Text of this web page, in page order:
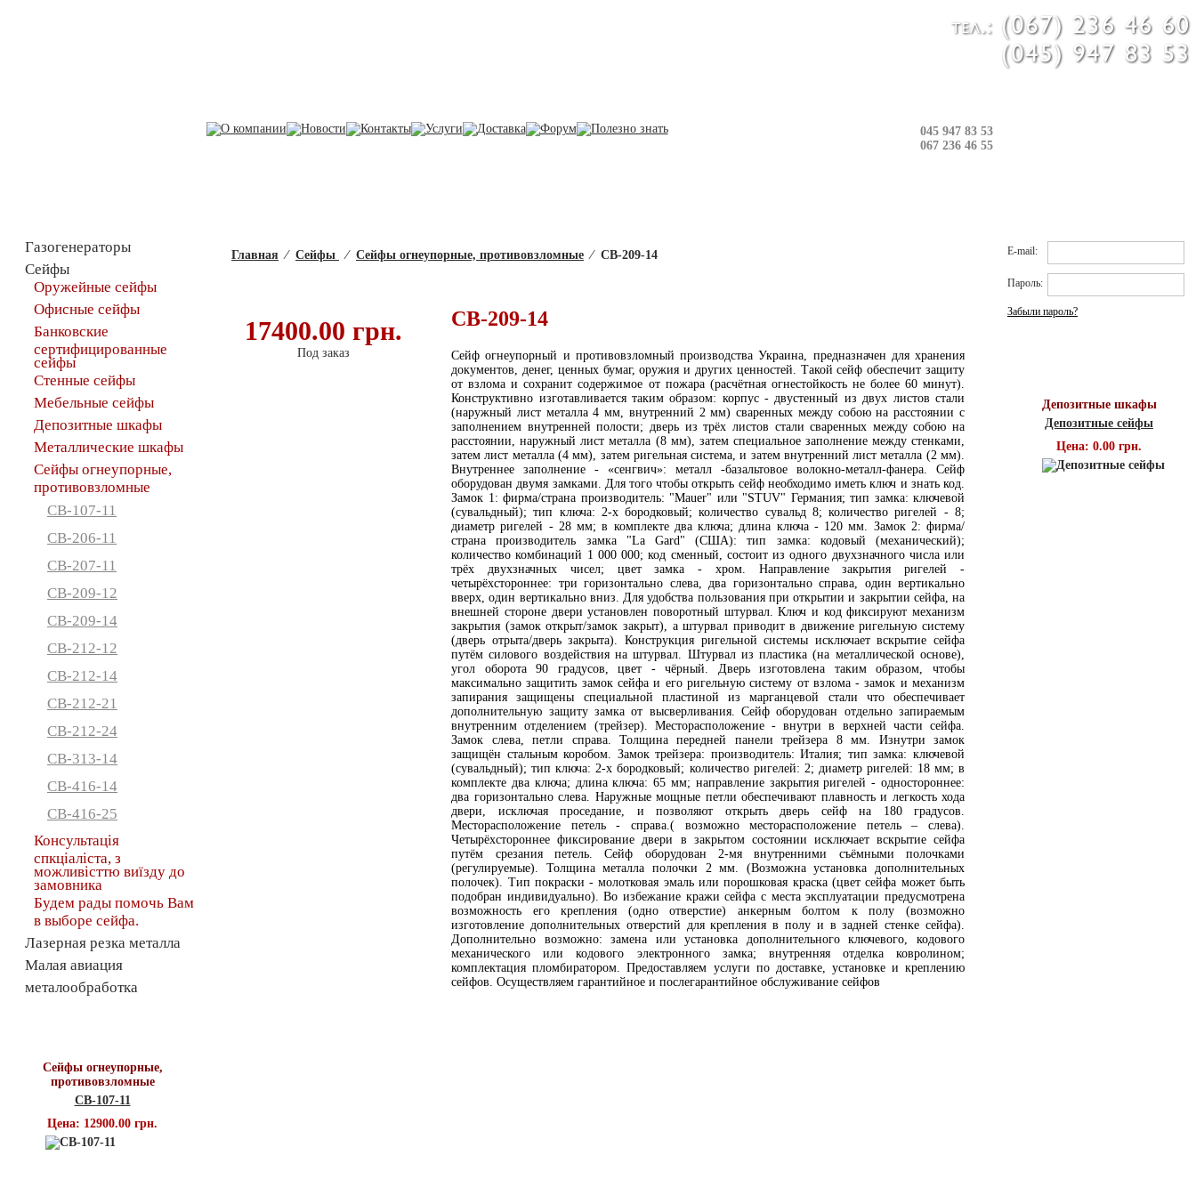
045 947 83 53
067 236 46 55
Главная ⁄ Сейфы ⁄ Сейфы огнеупорные, противовзломные ⁄ СВ-209-14
17400.00 грн.
Под заказ
СВ-209-14
Сейф огнеупорный и противовзломный производства Украина, предназначен для хранения
документов, денег, ценных бумаг, оружия и других ценностей. Такой сейф обеспечит защиту
от взлома и сохранит содержимое от пожара (расчётная огнестойкость не более 60 минут).
Конструктивно изготавливается таким образом: корпус - двустенный из двух листов стали
(наружный лист металла 4 мм, внутренний 2 мм) сваренных между собою на расстоянии с
заполнением внутренней полости; дверь из трёх листов стали сваренных между собою на
расстоянии, наружный лист металла (8 мм), затем специальное заполнение между стенками,
затем лист металла (4 мм), затем ригельная система, и затем внутренний лист металла (2 мм).
Внутреннее заполнение - «сенгвич»: металл -базальтовое волокно-металл-фанера. Сейф
оборудован двумя замками. Для того чтобы открыть сейф необходимо иметь ключ и знать код.
Замок 1: фирма/страна производитель: "Mauer" или "STUV" Германия; тип замка: ключевой
(сувальдный); тип ключа: 2-х бородковый; количество сувальд 8; количество ригелей - 8;
диаметр ригелей - 28 мм; в комплекте два ключа; длина ключа - 120 мм. Замок 2: фирма/
страна производитель замка "La Gard" (США): тип замка: кодовый (механический);
количество комбинаций 1 000 000; код сменный, состоит из одного двухзначного числа или
трёх двухзначных чисел; цвет замка - хром. Направление закрытия ригелей -
четырёхстороннее: три горизонтально слева, два горизонтально справа, один вертикально
вверх, один вертикально вниз. Для удобства пользования при открытии и закрытии сейфа, на
внешней стороне двери установлен поворотный штурвал. Ключ и код фиксируют механизм
закрытия (замок открыт/замок закрыт), а штурвал приводит в движение ригельную систему
(дверь отрыта/дверь закрыта). Конструкция ригельной системы исключает вскрытие сейфа
путём силового воздействия на штурвал. Штурвал из пластика (на металлической основе),
угол оборота 90 градусов, цвет - чёрный. Дверь изготовлена таким образом, чтобы
максимально защитить замок сейфа и его ригельную систему от взлома - замок и механизм
запирания защищены специальной пластиной из марганцевой стали что обеспечивает
дополнительную защиту замка от высверливания. Сейф оборудован отдельно запираемым
внутренним отделением (трейзер). Месторасположение - внутри в верхней части сейфа.
Замок слева, петли справа. Толщина передней панели трейзера 8 мм. Изнутри замок
защищён стальным коробом. Замок трейзера: производитель: Италия; тип замка: ключевой
(сувальдный); тип ключа: 2-х бородковый; количество ригелей: 2; диаметр ригелей: 18 мм; в
комплекте два ключа; длина ключа: 65 мм; направление закрытия ригелей - одностороннее:
два горизонтально слева. Наружные мощные петли обеспечивают плавность и легкость хода
двери, исключая проседание, и позволяют открыть дверь сейф на 180 градусов.
Месторасположение петель - справа.( возможно месторасположение петель – слева).
Четырёхстороннее фиксирование двери в закрытом состоянии исключает вскрытие сейфа
путём срезания петель. Сейф оборудован 2-мя внутренними съёмными полочками
(регулируемые). Толщина металла полочки 2 мм. (Возможна установка дополнительных
полочек). Тип покраски - молотковая эмаль или порошковая краска (цвет сейфа может быть
подобран индивидуально). Во избежание кражи сейфа с места эксплуатации предусмотрена
возможность его крепления (одно отверстие) анкерным болтом к полу (возможно
изготовление дополнительных отверстий для крепления в полу и в задней стенке сейфа).
Дополнительно возможно: замена или установка дополнительного ключевого, кодового
механического или кодового электронного замка; внутренняя отделка ковролином;
комплектация пломбиратором. Предоставляем услуги по доставке, установке и креплению
сейфов. Осуществляем гарантийное и послегарантийное обслуживание сейфов
Газогенераторы
Сейфы
Оружейные сейфы
Офисные сейфы
Банковские
сертифицированные
сейфы
Стенные сейфы
Мебельные сейфы
Депозитные шкафы
Металлические шкафы
Сейфы огнеупорные,
противовзломные
СВ-107-11
СВ-206-11
СВ-207-11
СВ-209-12
СВ-209-14
СВ-212-12
СВ-212-14
СВ-212-21
СВ-212-24
СВ-313-14
СВ-416-14
СВ-416-25
Консультація
спкціаліста, з
можливісттю виїзду до
замовника
Будем рады помочь Вам
в выборе сейфа.
Лазерная резка металла
Малая авиация
металообработка
Сейфы огнеупорные,
противовзломные
СВ-107-11
Цена: 12900.00 грн.
E-mail:
Пароль:
Забыли пароль?
Депозитные шкафы
Депозитные сейфы
Цена: 0.00 грн.